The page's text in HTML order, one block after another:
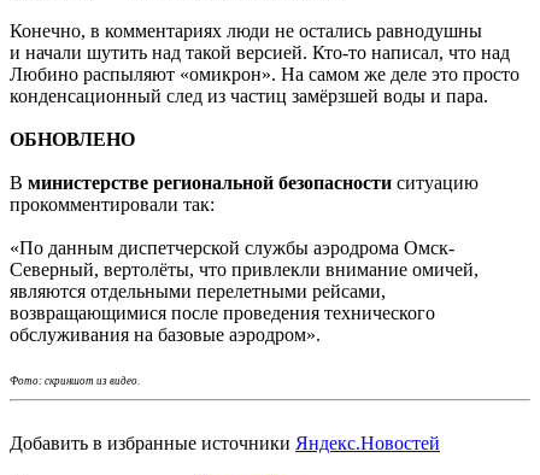
Конечно, в комментариях люди не остались равнодушны
и начали шутить над такой версией. Кто-то написал, что над
Любино распыляют «омикрон». На самом же деле это просто
конденсационный след из частиц замёрзшей воды и пара.
ОБНОВЛЕНО
В министерстве региональной безопасности ситуацию
прокомментировали так:
«По данным диспетчерской службы аэродрома Омск-
Северный, вертолёты, что привлекли внимание омичей,
являются отдельными перелетными рейсами,
возвращающимися после проведения технического
обслуживания на базовые аэродром».
Фото: скриншот из видео.
Добавить в избранные источники Яндекс.Новостей